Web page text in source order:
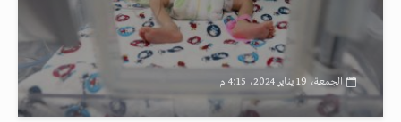
الجمعة، 19 يناير 2024، 4:15 م